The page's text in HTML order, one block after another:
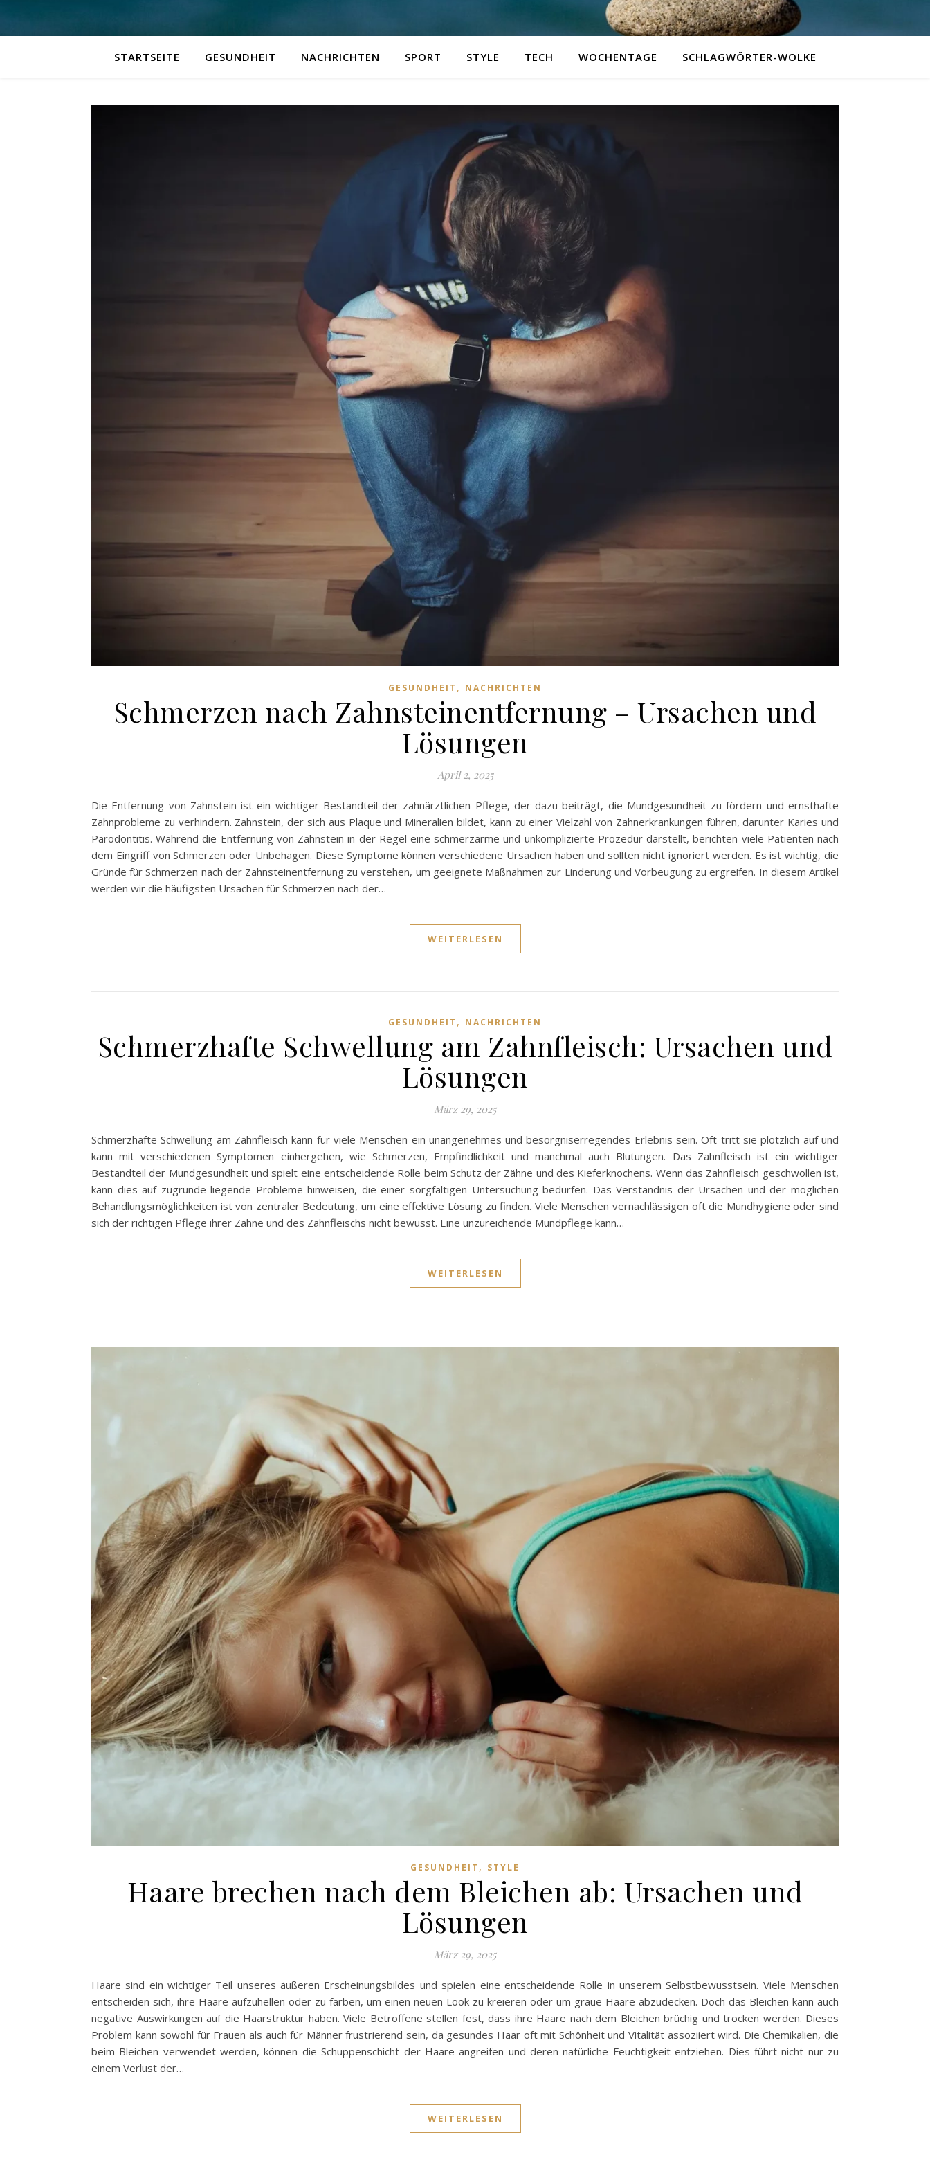
STARTSEITE GESUNDHEIT NACHRICHTEN SPORT STYLE TECH WOCHENTAGE SCHLAGWÖRTER-WOLKE
GESUNDHEIT , NACHRICHTEN
Schmerzen nach Zahnsteinentfernung – Ursachen und
Lösungen
April 2, 2025
Die Entfernung von Zahnstein ist ein wichtiger Bestandteil der zahnärztlichen Pflege, der dazu beiträgt, die Mundgesundheit zu fördern und ernsthafte
Zahnprobleme zu verhindern. Zahnstein, der sich aus Plaque und Mineralien bildet, kann zu einer Vielzahl von Zahnerkrankungen führen, darunter Karies und
Parodontitis. Während die Entfernung von Zahnstein in der Regel eine schmerzarme und unkomplizierte Prozedur darstellt, berichten viele Patienten nach
dem Eingriff von Schmerzen oder Unbehagen. Diese Symptome können verschiedene Ursachen haben und sollten nicht ignoriert werden. Es ist wichtig, die
Gründe für Schmerzen nach der Zahnsteinentfernung zu verstehen, um geeignete Maßnahmen zur Linderung und Vorbeugung zu ergreifen. In diesem Artikel
werden wir die häufigsten Ursachen für Schmerzen nach der…
WEITERLESEN
GESUNDHEIT , NACHRICHTEN
Schmerzhafte Schwellung am Zahnfleisch: Ursachen und
Lösungen
März 29, 2025
Schmerzhafte Schwellung am Zahnfleisch kann für viele Menschen ein unangenehmes und besorgniserregendes Erlebnis sein. Oft tritt sie plötzlich auf und
kann mit verschiedenen Symptomen einhergehen, wie Schmerzen, Empfindlichkeit und manchmal auch Blutungen. Das Zahnfleisch ist ein wichtiger
Bestandteil der Mundgesundheit und spielt eine entscheidende Rolle beim Schutz der Zähne und des Kieferknochens. Wenn das Zahnfleisch geschwollen ist,
kann dies auf zugrunde liegende Probleme hinweisen, die einer sorgfältigen Untersuchung bedürfen. Das Verständnis der Ursachen und der möglichen
Behandlungsmöglichkeiten ist von zentraler Bedeutung, um eine effektive Lösung zu finden. Viele Menschen vernachlässigen oft die Mundhygiene oder sind
sich der richtigen Pflege ihrer Zähne und des Zahnfleischs nicht bewusst. Eine unzureichende Mundpflege kann…
WEITERLESEN
GESUNDHEIT , STYLE
Haare brechen nach dem Bleichen ab: Ursachen und
Lösungen
März 29, 2025
Haare sind ein wichtiger Teil unseres äußeren Erscheinungsbildes und spielen eine entscheidende Rolle in unserem Selbstbewusstsein. Viele Menschen
entscheiden sich, ihre Haare aufzuhellen oder zu färben, um einen neuen Look zu kreieren oder um graue Haare abzudecken. Doch das Bleichen kann auch
negative Auswirkungen auf die Haarstruktur haben. Viele Betroffene stellen fest, dass ihre Haare nach dem Bleichen brüchig und trocken werden. Dieses
Problem kann sowohl für Frauen als auch für Männer frustrierend sein, da gesundes Haar oft mit Schönheit und Vitalität assoziiert wird. Die Chemikalien, die
beim Bleichen verwendet werden, können die Schuppenschicht der Haare angreifen und deren natürliche Feuchtigkeit entziehen. Dies führt nicht nur zu
einem Verlust der…
WEITERLESEN